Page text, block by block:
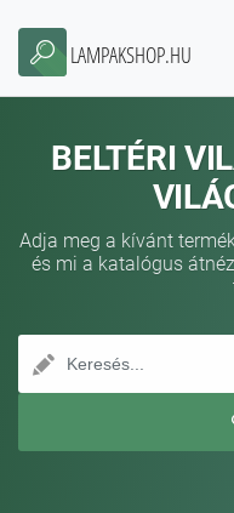
LAMPAKSHOP.HU
BELTÉRI
Adja meg a kívánt
és mi a katalógus